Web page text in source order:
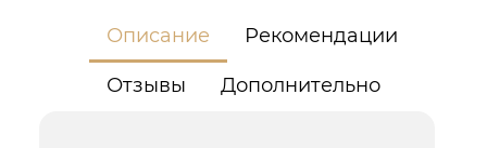
Описание Рекомендации
Отзывы Дополнительно